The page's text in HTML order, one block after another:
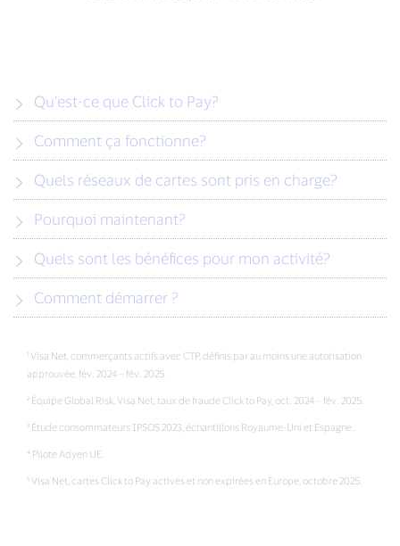
Qu’est-ce que Click to Pay?
Comment ça fonctionne?
Quels réseaux de cartes sont pris en charge?
Pourquoi maintenant?
Quels sont les bénéfices pour mon activité?
Comment démarrer ?
¹ Visa Net, commerçants actifs avec CTP, définis par au moins une autorisation
approuvée, fév. 2024 – fév. 2025.
² Équipe Global Risk, Visa Net, taux de fraude Click to Pay, oct. 2024 – fév. 2025.
³ Étude consommateurs IPSOS 2023, échantillons Royaume-Uni et Espagne.
⁴ Pilote Adyen UE.
⁵ Visa Net, cartes Click to Pay actives et non expirées en Europe, octobre 2025.